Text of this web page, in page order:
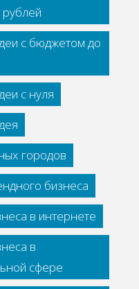
с бюджетом до
с нуля
городов
бизнеса
в интернете
в
сфере